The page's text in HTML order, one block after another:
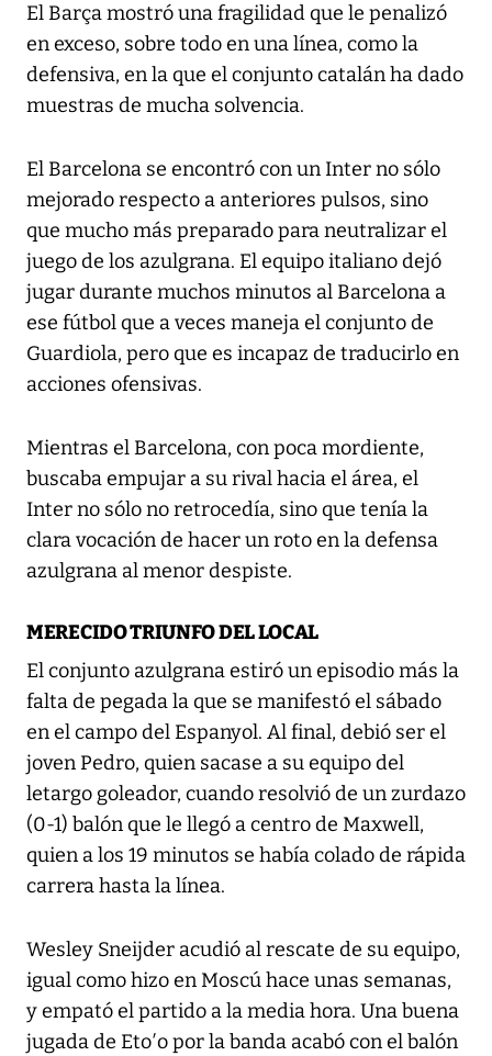
El Barça mostró una fragilidad que le penalizó
en exceso, sobre todo en una línea, como la
defensiva, en la que el conjunto catalán ha dado
muestras de mucha solvencia.
El Barcelona se encontró con un Inter no sólo
mejorado respecto a anteriores pulsos, sino
que mucho más preparado para neutralizar el
juego de los azulgrana. El equipo italiano dejó
jugar durante muchos minutos al Barcelona a
ese fútbol que a veces maneja el conjunto de
Guardiola, pero que es incapaz de traducirlo en
acciones ofensivas.
Mientras el Barcelona, con poca mordiente,
buscaba empujar a su rival hacia el área, el
Inter no sólo no retrocedía, sino que tenía la
clara vocación de hacer un roto en la defensa
azulgrana al menor despiste.
MERECIDO TRIUNFO DEL LOCAL
El conjunto azulgrana estiró un episodio más la
falta de pegada la que se manifestó el sábado
en el campo del Espanyol. Al final, debió ser el
joven Pedro, quien sacase a su equipo del
letargo goleador, cuando resolvió de un zurdazo
(0-1) balón que le llegó a centro de Maxwell,
quien a los 19 minutos se había colado de rápida
carrera hasta la línea.
Wesley Sneijder acudió al rescate de su equipo,
igual como hizo en Moscú hace unas semanas,
y empató el partido a la media hora. Una buena
jugada de Eto′o por la banda acabó con el balón